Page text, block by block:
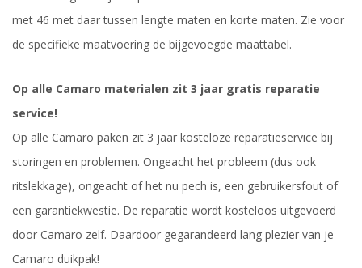
met 46 met daar tussen lengte maten en korte maten. Zie voor
de specifieke maatvoering de bijgevoegde maattabel.
Op alle Camaro materialen zit 3 jaar gratis reparatie
service!
Op alle Camaro paken zit 3 jaar kosteloze reparatieservice bij
storingen en problemen. Ongeacht het probleem (dus ook
ritslekkage), ongeacht of het nu pech is, een gebruikersfout of
een garantiekwestie. De reparatie wordt kosteloos uitgevoerd
door Camaro zelf. Daardoor gegarandeerd lang plezier van je
Camaro duikpak!